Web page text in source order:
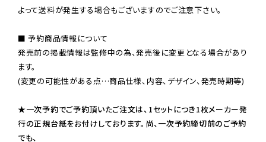
よって送料が発生する場合もございますのでご注意下さい。
■ 予約商品情報について
発売前の掲載情報は監修中の為、発売後に変更となる場合があり
ます。
(変更の可能性がある点…商品仕様、内容、デザイン、発売時期等)
★一次予約でご予約頂いたご注文は、1セットにつき1枚メーカー発
行の正規台紙をお付けしております。尚、一次予約締切前のご予約
でも、